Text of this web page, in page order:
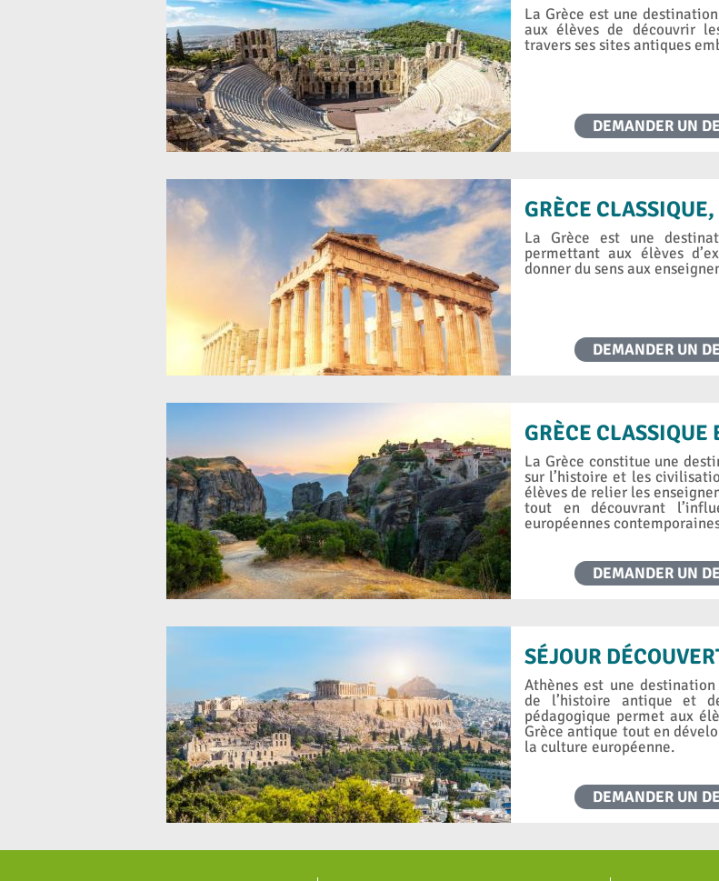
La Grèce est une
aux élèves de découvrir
travers ses sites antiques
DEMANDER UN
GRÈCE
La Grèce est une
permettant aux élèves
donner du sens aux
DEMANDER UN
GRÈCE CLASSIQUE
La Grèce constitue une
sur l’histoire et les
élèves de relier les
tout en découvrant
européennes
DEMANDER UN
SÉJOUR
Athènes est une
de l’histoire antique et
pédagogique permet aux
Grèce antique tout en
la culture européenne.
DEMANDER UN